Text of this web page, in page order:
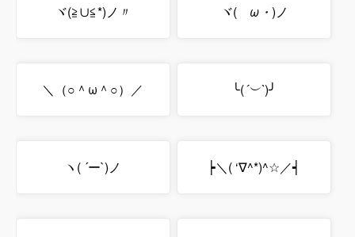
ヾ(≧∪≦*)ノ〃 ヾ(ゝω・ )ノ
＼（○＾ω＾○）／ ╰(´︶`)╯
ヽ( ´ー`)ノ ┝＼( ‘∇^*)^☆／┥